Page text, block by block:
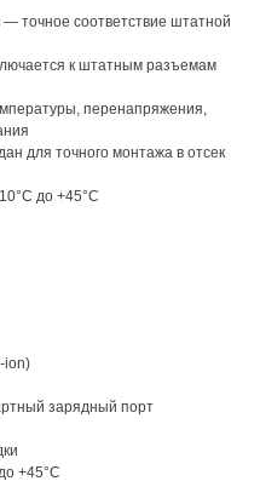
— точное соответствие штатной
к штатным разъемам
перенапряжения,
для точного монтажа в отсек
до +45°C
ion)
зарядный порт
+45°C